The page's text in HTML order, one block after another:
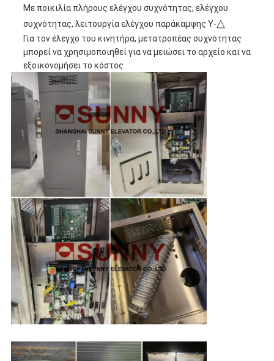
Με ποικιλία πλήρους ελέγχου συχνότητας, ελέγχου
συχνότητας, λειτουργία ελέγχου παράκαμψης Y-△
Για τον έλεγχο του κινητήρα, μετατροπέας συχνότητας
μπορεί να χρησιμοποιηθεί για να μειώσει το αρχείο και να
εξοικονομήσει το κόστος